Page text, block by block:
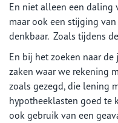
En niet alleen een daling
maar ook een stijging
denkbaar. Zoals tijdens
En bij het zoeken naar
zaken waar we rekening
zoals gezegd, die lening
hypotheeklasten goed te
ook gebruik van een